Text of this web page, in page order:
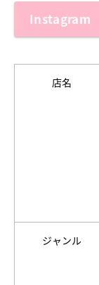
Instagram
店名
ジャンル